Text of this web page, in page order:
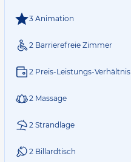
3 Animation
2 Barrierefreie Zimmer
2 Preis-Leistungs-Verhältnis
2 Massage
2 Strandlage
2 Billardtisch